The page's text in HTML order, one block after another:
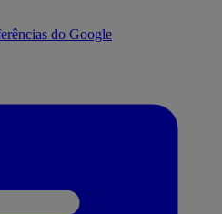
do Google